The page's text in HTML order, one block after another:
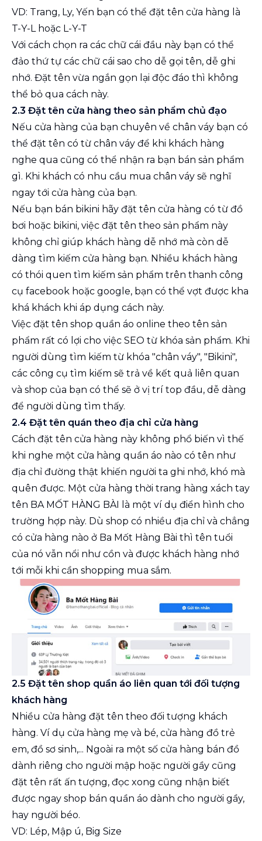
VD: Trang, Ly, Yến bạn có thể đặt tên cửa hàng là
T-Y-L hoặc L-Y-T
Với cách chọn ra các chữ cái đầu này bạn có thể
đảo thứ tự các chữ cái sao cho dễ gọi tên, dễ ghi
nhớ. Đặt tên vừa ngắn gọn lại độc đáo thì không
thể bỏ qua cách này.
2.3 Đặt tên cửa hàng theo sản phẩm chủ đạo
Nếu cửa hàng của bạn chuyên về chân váy bạn có
thể đặt tên có từ chân váy để khi khách hàng
nghe qua cũng có thể nhận ra bạn bán sản phẩm
gì. Khi khách có nhu cầu mua chân váy sẽ nghĩ
ngay tới cửa hàng của bạn.
Nếu bạn bán bikini hãy đặt tên cửa hàng có từ đồ
bơi hoặc bikini, việc đặt tên theo sản phẩm này
không chỉ giúp khách hàng dễ nhớ mà còn dễ
dàng tìm kiếm cửa hàng bạn. Nhiều khách hàng
có thói quen tìm kiếm sản phẩm trên thanh công
cụ facebook hoặc google, bạn có thể vợt được kha
khá khách khi áp dụng cách này.
Việc đặt tên shop quần áo online theo tên sản
phẩm rất có lợi cho việc SEO từ khóa sản phẩm. Khi
người dùng tìm kiếm từ khóa "chân váy", "Bikini",
các công cụ tìm kiếm sẽ trả về kết quả liên quan
và shop của bạn có thể sẽ ở vị trí top đầu, dễ dàng
để người dùng tìm thấy.
2.4 Đặt tên quán theo địa chỉ cửa hàng
Cách đặt tên cửa hàng này không phổ biến vì thế
khi nghe một cửa hàng quần áo nào có tên như
địa chỉ đường thật khiến người ta ghi nhớ, khó mà
quên được. Một cửa hàng thời trang hàng xách tay
tên BA MỐT HÀNG BÀI là một ví dụ điển hình cho
trường hợp này. Dù shop có nhiều địa chỉ và chẳng
có cửa hàng nào ở Ba Mốt Hàng Bài thì tên tuổi
của nó vẫn nổi như cồn và được khách hàng nhớ
tới mỗi khi cần shopping mua sắm.
2.5 Đặt tên shop quần áo liên quan tới đối tượng
khách hàng
Nhiều cửa hàng đặt tên theo đối tượng khách
hàng. Ví dụ cửa hàng mẹ và bé, cửa hàng đồ trẻ
em, đồ sơ sinh,... Ngoài ra một số cửa hàng bán đồ
dành riêng cho người mập hoặc người gầy cũng
đặt tên rất ấn tượng, đọc xong cũng nhận biết
được ngay shop bán quần áo dành cho người gầy,
hay người béo.
VD: Lép, Mập ú, Big Size